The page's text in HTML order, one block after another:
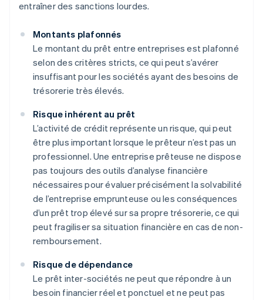
entraîner des sanctions lourdes.
Montants plafonnés
Le montant du prêt entre entreprises est plafonné
selon des critères stricts, ce qui peut s’avérer
insuffisant pour les sociétés ayant des besoins de
trésorerie très élevés.
Risque inhérent au prêt
L’activité de crédit représente un risque, qui peut
être plus important lorsque le prêteur n’est pas un
professionnel. Une entreprise prêteuse ne dispose
pas toujours des outils d’analyse financière
nécessaires pour évaluer précisément la solvabilité
de l’entreprise emprunteuse ou les conséquences
d’un prêt trop élevé sur sa propre trésorerie, ce qui
peut fragiliser sa situation financière en cas de non-
remboursement.
Risque de dépendance
Le prêt inter-sociétés ne peut que répondre à un
besoin financier réel et ponctuel et ne peut pas